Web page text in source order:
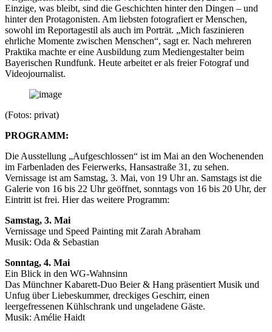
Einzige, was bleibt, sind die Geschichten hinter den Dingen – und
hinter den Protagonisten. Am liebsten fotografiert er Menschen,
sowohl im Reportagestil als auch im Porträt. „Mich faszinieren
ehrliche Momente zwischen Menschen“, sagt er. Nach mehreren
Praktika machte er eine Ausbildung zum Mediengestalter beim
Bayerischen Rundfunk. Heute arbeitet er als freier Fotograf und
Videojournalist.
(Fotos: privat)
PROGRAMM:
Die Ausstellung „Aufgeschlossen“ ist im Mai an den Wochenenden
im Farbenladen des Feierwerks, Hansastraße 31, zu sehen.
Vernissage ist am Samstag, 3. Mai, von 19 Uhr an. Samstags ist die
Galerie von 16 bis 22 Uhr geöffnet, sonntags von 16 bis 20 Uhr, der
Eintritt ist frei. Hier das weitere Programm:
Samstag, 3. Mai
Vernissage und Speed Painting mit Zarah Abraham
Musik: Oda & Sebastian
Sonntag, 4. Mai
Ein Blick in den WG-Wahnsinn
Das Münchner Kabarett-Duo Beier & Hang präsentiert Musik und
Unfug über Liebeskummer, dreckiges Geschirr, einen
leergefressenen Kühlschrank und ungeladene Gäste.
Musik: Amélie Haidt